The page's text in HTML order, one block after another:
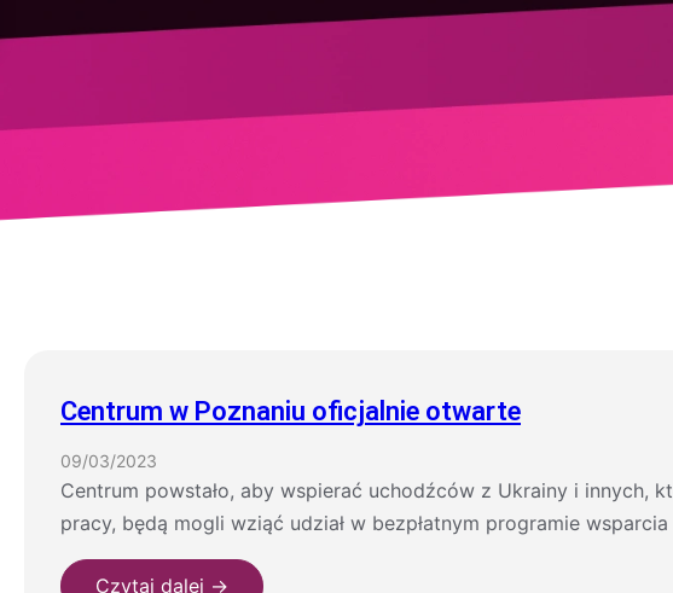
Centrum w Poznaniu oficjalnie otwarte
09/03/2023
Centrum powstało, aby wspierać uchodźców z Ukrainy i innych,
pracy, będą mogli wziąć udział w bezpłatnym programie
Czytaj dalej →